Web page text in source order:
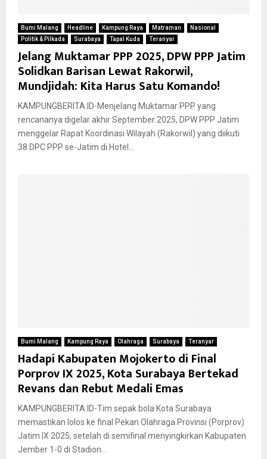
Bumi Malang Headline Kampung Raya Matraman
Nasional
Politik & Pilkada
Surabaya Tapal Kuda Teranyar
Jelang Muktamar PPP 2025, DPW PPP Jatim
Solidkan Barisan Lewat Rakorwil,
Mundjidah: Kita Harus Satu Komando!
KAMPUNGBERITA.ID-Menjelang Muktamar PPP yang
rencananya digelar akhir September 2025, DPW PPP Jatim
menggelar Rapat Koordinasi Wilayah (Rakorwil) yang diikuti
38 DPC PPP se-Jatim di Hotel...
Bumi Malang Kampung Raya Olahraga Surabaya Teranyar
Hadapi Kabupaten Mojokerto di Final
Porprov IX 2025, Kota Surabaya Bertekad
Revans dan Rebut Medali Emas
KAMPUNGBERITA.ID-Tim sepak bola Kota Surabaya
memastikan lolos ke final Pekan Olahraga Provinsi (Porprov)
Jatim IX 2025, setelah di semifinal menyingkirkan Kabupaten
Jember 1-0 di Stadion...